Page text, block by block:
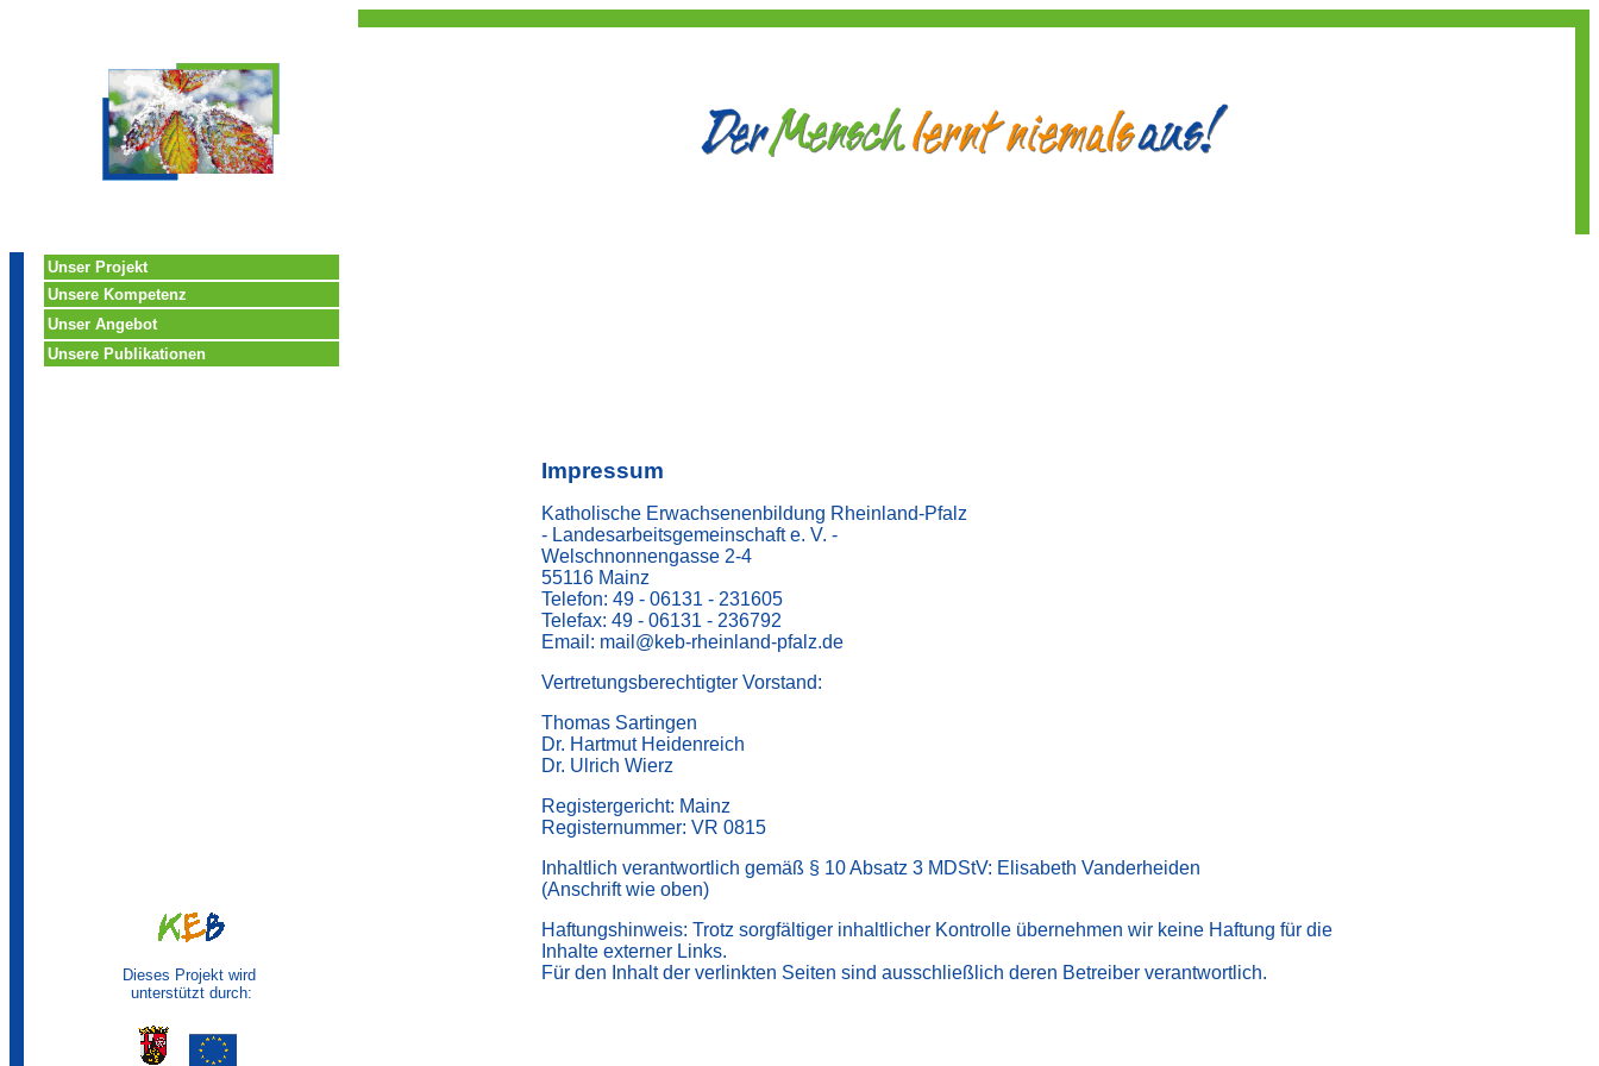
Unser Projekt
Unsere Kompetenz
Unser Angebot
Unsere Publikationen
Impressum
Katholische Erwachsenenbildung Rheinland-Pfalz
- Landesarbeitsgemeinschaft e. V. -
Welschnonnengasse 2-4
55116 Mainz
Telefon: 49 - 06131 - 231605
Telefax: 49 - 06131 - 236792
Email: mail@keb-rheinland-pfalz.de
Vertretungsberechtigter Vorstand:
Thomas Sartingen
Dr. Hartmut Heidenreich
Dr. Ulrich Wierz
Registergericht: Mainz
Registernummer: VR 0815
Inhaltlich verantwortlich gemäß § 10 Absatz 3 MDStV: Elisabeth Vanderheiden
(Anschrift wie oben)
Haftungshinweis: Trotz sorgfältiger inhaltlicher Kontrolle übernehmen wir keine Haftung für die
Inhalte externer Links.
Für den Inhalt der verlinkten Seiten sind ausschließlich deren Betreiber verantwortlich.
Dieses Projekt wird
unterstützt durch: